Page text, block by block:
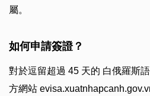
屬。
如何申請簽證？
對於逗留超過 45 天的 白俄羅斯
方網站